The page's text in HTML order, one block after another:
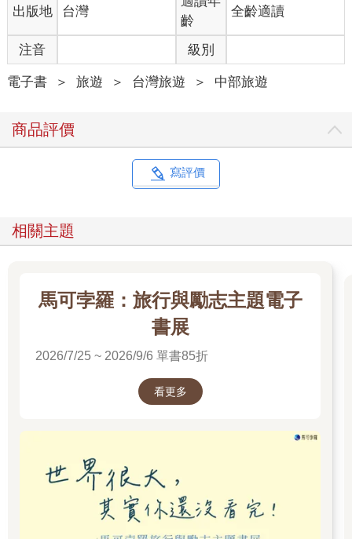
元的文創活力後，搖身一變成了今日青年的夢想起點，彷彿喚醒
了老建築的靈魂，也完成了另類的「世代交替」。
鄰近站名：光復新村／坑口（921 地震園區）站
地址：台中市霧峰區和平路、民權路、民族路
入列台中「摘星計畫」之一的審計新村，與霧峰光復新村同樣都
是舊眷舍活化再利用的案例，而審計新村的興建也與光復新村間
接相關，是一九六九年代為了分擔霧峰光復新村與南投中興新村
畫指標社區的榮光。可惜，老眷舍在一九八八年精省作業後逐漸
遊，使安靜的巷弄也漸漸有了笑聲，恢復往昔的生命力。
在審計新村園區內，頹圮老屋以鋼構進行補強，而新架構起的空
中走廊，將加強磚造的洋式建築二樓動線串連起來，使人可以遊
走在半空中，以另一個角度欣賞園區。而這樣做的目的還有一
背包客旅店，這也是審計新村與其他文創園區最大不同之處。
★綠光計畫：台水宿舍大變身，打造青創夢工廠
漫步中興路一巷裡，轉個彎卻彷彿進入不同時空，昔日老舊的十
出版地 台灣
齡
全齡適讀
注音 級別
電子書 ＞ 旅遊 ＞ 台灣旅遊 ＞ 中部旅遊
商品評價
寫評價
相關主題
馬可孛羅：旅行與勵志主題電子
書展
2026/7/25 ~ 2026/9/6 單書85折
看更多